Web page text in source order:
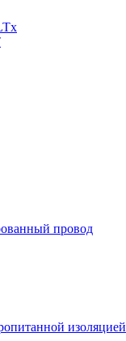
провод
изоляцией